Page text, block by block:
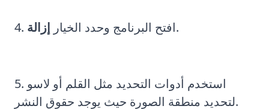
افتح البرنامج وحدد الخيار إزالة .
استخدم أدوات التحديد مثل القلم أو لاسو
لتحديد منطقة الصورة حيث يوجد حقوق النشر.